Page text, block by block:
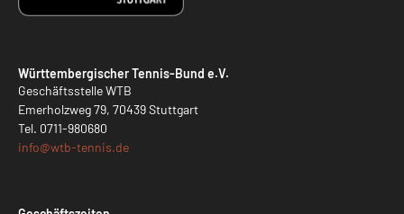
Württembergischer Tennis-Bund e.V.
Geschäftsstelle WTB
Emerholzweg 79, 70439 Stuttgart
Tel. 0711-980680
info@wtb-tennis.de